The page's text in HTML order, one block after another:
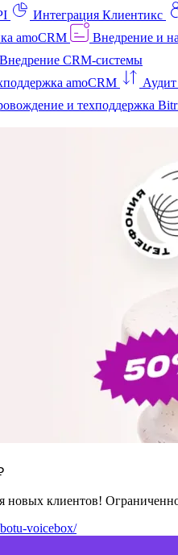
Интеграция Клиентикс
amoCRM
Внедрение и
Внедрение CRM-системы
amoCRM
и техподдержка
новых клиентов!
voicebox/